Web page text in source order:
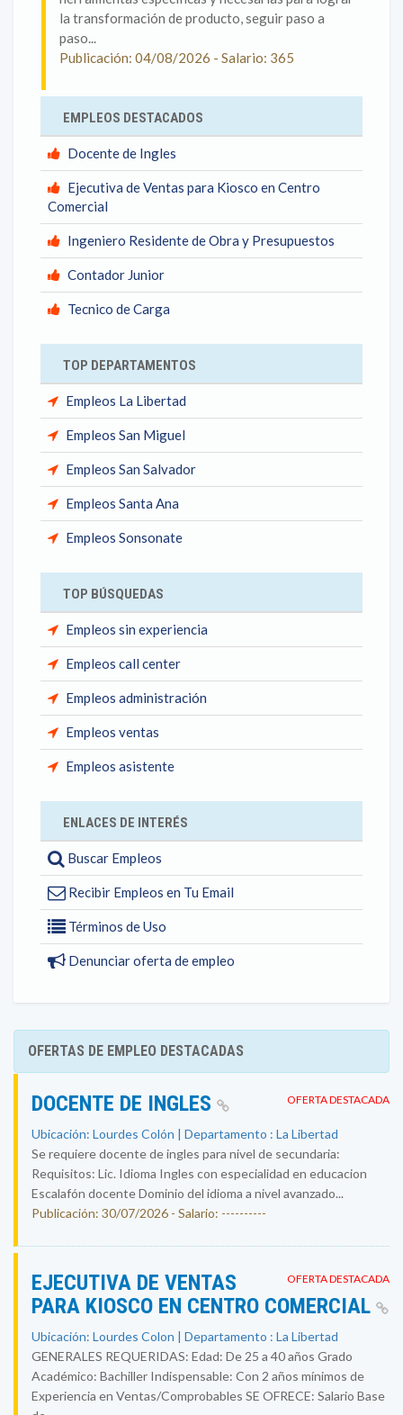
la transformación de producto, seguir paso a
paso...
Publicación: 04/08/2026 - Salario: 365
EMPLEOS DESTACADOS
Docente de Ingles
Ejecutiva de Ventas para Kiosco en Centro
Comercial
Ingeniero Residente de Obra y Presupuestos
Contador Junior
Tecnico de Carga
TOP DEPARTAMENTOS
Empleos La Libertad
Empleos San Miguel
Empleos San Salvador
Empleos Santa Ana
Empleos Sonsonate
TOP BÚSQUEDAS
Empleos sin experiencia
Empleos call center
Empleos administración
Empleos ventas
Empleos asistente
ENLACES DE INTERÉS
Buscar Empleos
Recibir Empleos en Tu Email
Términos de Uso
Denunciar oferta de empleo
OFERTAS DE EMPLEO DESTACADAS
OFERTA DESTACADA
DOCENTE DE INGLES
Ubicación: Lourdes Colón | Departamento : La Libertad
Se requiere docente de ingles para nivel de secundaria:
Requisitos: Lic. Idioma Ingles con especialidad en educacion
Escalafón docente Dominio del idioma a nivel avanzado...
Publicación: 30/07/2026 - Salario: ----------
OFERTA DESTACADA
EJECUTIVA DE VENTAS
PARA KIOSCO EN CENTRO COMERCIAL
Ubicación: Lourdes Colon | Departamento : La Libertad
GENERALES REQUERIDAS: Edad: De 25 a 40 años Grado
Académico: Bachiller Indispensable: Con 2 años mínimos de
Experiencia en Ventas/Comprobables SE OFRECE: Salario Base